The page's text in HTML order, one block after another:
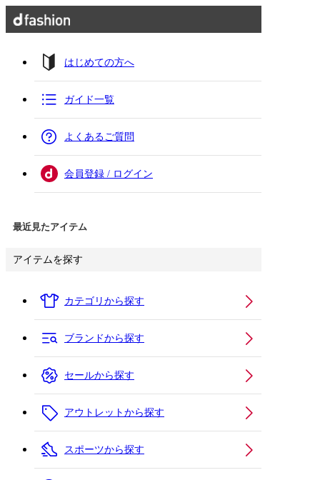
はじめての方へ
ガイド一覧
よくあるご質問
会員登録 / ログイン
最近見たアイテム
アイテムを探す
カテゴリから探す
ブランドから探す
セールから探す
アウトレットから探す
スポーツから探す